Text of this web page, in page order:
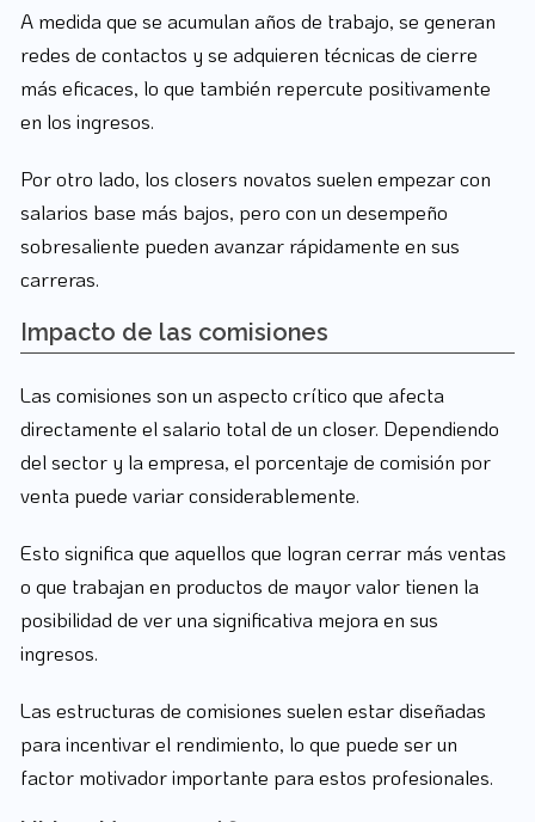
A medida que se acumulan años de trabajo, se generan
redes de contactos y se adquieren técnicas de cierre
más eficaces, lo que también repercute positivamente
en los ingresos.
Por otro lado, los closers novatos suelen empezar con
salarios base más bajos, pero con un desempeño
sobresaliente pueden avanzar rápidamente en sus
carreras.
Impacto de las comisiones
Las comisiones son un aspecto crítico que afecta
directamente el salario total de un closer. Dependiendo
del sector y la empresa, el porcentaje de comisión por
venta puede variar considerablemente.
Esto significa que aquellos que logran cerrar más ventas
o que trabajan en productos de mayor valor tienen la
posibilidad de ver una significativa mejora en sus
ingresos.
Las estructuras de comisiones suelen estar diseñadas
para incentivar el rendimiento, lo que puede ser un
factor motivador importante para estos profesionales.